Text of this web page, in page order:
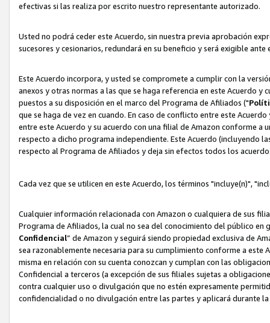
efectivas si las realiza por escrito nuestro representante autorizado.
Usted no podrá ceder este Acuerdo, sin nuestra previa aprobación
sucesores y cesionarios, redundará en su beneficio y será exigible
Este Acuerdo incorpora, y usted se compromete a cumplir con la
anexos y otras normas a las que se haga referencia en este Acuerdo
puestos a su disposición en el marco del Programa de Afiliados ("
que se haga de vez en cuando. En caso de conflicto entre este
entre este Acuerdo y su acuerdo con una filial de Amazon conforme
respecto a dicho programa independiente. Este Acuerdo (incluyendo
respecto al Programa de Afiliados y deja sin efectos todos los
Cada vez que se utilicen en este Acuerdo, los términos "incluye(n)",
Cualquier información relacionada con Amazon o cualquiera de sus
Programa de Afiliados, la cual no sea del conocimiento del público
Confidencial” de Amazon y seguirá siendo propiedad exclusiva de
sea razonablemente necesaria para su cumplimiento conforme a
misma en relación con su cuenta conozcan y cumplan con las
Confidencial a terceros (a excepción de sus filiales sujetas a
contra cualquier uso o divulgación que no estén expresamente
confidencialidad o no divulgación entre las partes y aplicará durante